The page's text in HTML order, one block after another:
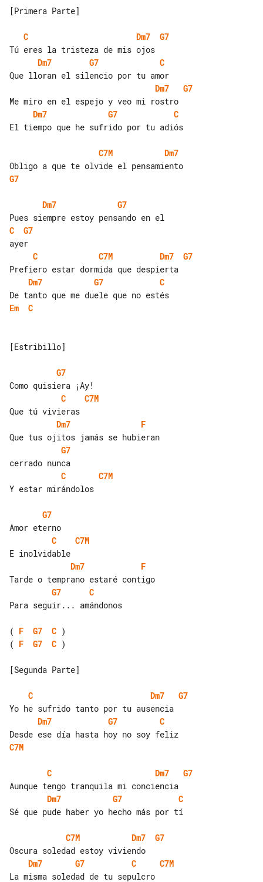
[Primera Parte]
C Dm7
G7
Dm7
G7
C
Dm7
G7
Dm7
G7
C
El tiempo que he sufrido por tu adiós
C7M
Dm7
G7
Dm7
G7
C
G7
C
C7M Dm7
G7
Dm7
G7
C
Em
C
[Estribillo]
G7
C
C7M
Dm7
F
G7
C
C7M
Y estar mirándolos
G7
C
C7M
Dm7
F
G7
C
Para seguir... amándonos
( F G7 C
( F G7 C )
[Segunda Parte]
C Dm7
G7
Dm7
G7
C
C7M
C Dm7
G7
Dm7
G7
C
Sé que pude haber yo hecho más por tí
C7M Dm7
G7
Dm7
G7 C
C7M